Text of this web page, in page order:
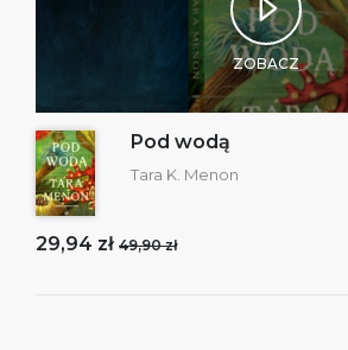
ZOBACZ
Pod wodą
Tara K. Menon
29,94 zł 49,90 zł